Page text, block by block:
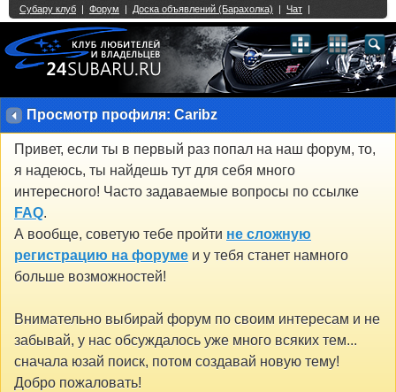
Просмотр профиля: Caribz
Привет, если ты в первый раз попал на наш форум, то,
я надеюсь, ты найдешь тут для себя много
интересного! Часто задаваемые вопросы по ссылке
FAQ.
А вообще, советую тебе пройти не сложную
регистрацию на форуме и у тебя станет намного
больше возможностей!
Внимательно выбирай форум по своим интересам и не
забывай, у нас обсуждалось уже много всяких тем...
сначала юзай поиск, потом создавай новую тему!
Добро пожаловать!
Single Sign On provided byvBSSO
2 3 4 5 6 7 8 9 10 11 12 13 14 15 16 17 18 21 22 23 24 25 26
27 28 29 30 31 32 33 34 35 36 37 38 39 40 41 42 43